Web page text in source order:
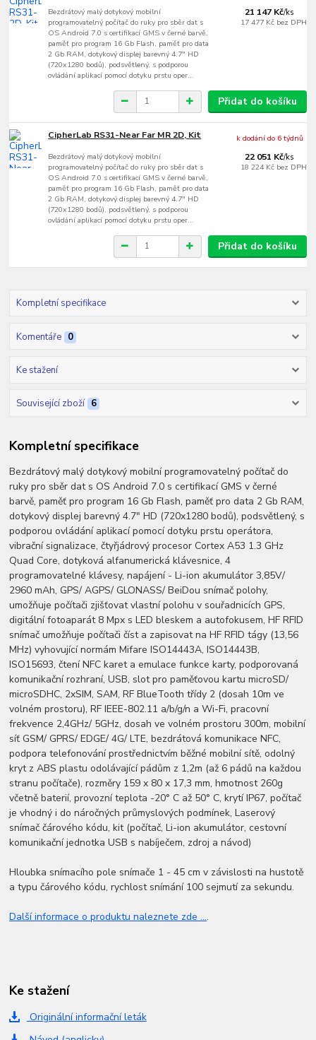
Bezdrátový malý dotykový mobilní
programovatelný počítač do ruky pro sběr dat s
OS Android 7.0 s certifikací GMS v černé barvě,
paměť pro program 16 Gb Flash, paměť pro data
2 Gb RAM, dotykový displej barevný 4.7" HD
(720x1280 bodů), podsvětlený, s podporou
ovládání aplikací pomocí dotyku prstu oper...
21 147 Kč/ks
17 477 Kč bez DPH
Přidat do košíku
CipherLab RS31-Near Far MR 2D, Kit
Bezdrátový malý dotykový mobilní
programovatelný počítač do ruky pro sběr dat s
OS Android 7.0 s certifikací GMS v černé barvě,
paměť pro program 16 Gb Flash, paměť pro data
2 Gb RAM, dotykový displej barevný 4.7" HD
(720x1280 bodů), podsvětlený, s podporou
ovládání aplikací pomocí dotyku prstu oper...
22 051 Kč/ks
18 224 Kč bez DPH
k dodání do 6 týdnů
Přidat do košíku
Kompletní specifikace
Komentáře 0
Ke stažení
Související zboží 6
Kompletní specifikace
Bezdrátový malý dotykový mobilní programovatelný počítač do
ruky pro sběr dat s OS Android 7.0 s certifikací GMS v černé
barvě, paměť pro program 16 Gb Flash, paměť pro data 2 Gb RAM,
dotykový displej barevný 4.7" HD (720x1280 bodů), podsvětlený, s
podporou ovládání aplikací pomocí dotyku prstu operátora,
vibrační signalizace, čtyřjádrový procesor Cortex A53 1.3 GHz
Quad Core, dotyková alfanumerická klávesnice, 4
programovatelné klávesy, napájení - Li-ion akumulátor 3,85V/
2960 mAh, GPS/ AGPS/ GLONASS/ BeiDou snímač polohy,
umožňuje počítači zjišťovat vlastní polohu v souřadnicích GPS,
digitální fotoaparát 8 Mpx s LED bleskem a autofokusem, HF RFID
snímač umožňuje počítači číst a zapisovat na HF RFID tágy (13,56
MHz) vyhovující normám Mifare ISO14443A, ISO14443B,
ISO15693, čtení NFC karet a emulace funkce karty, podporovaná
komunikační rozhraní, USB, slot pro paměťovou kartu microSD/
microSDHC, 2xSIM, SAM, RF BlueTooth třídy 2 (dosah 10m ve
volném prostoru), RF IEEE-802.11 a/b/g/n a Wi-Fi, pracovní
frekvence 2,4GHz/ 5GHz, dosah ve volném prostoru 300m, mobilní
síť GSM/ GPRS/ EDGE/ 4G/ LTE, bezdrátová komunikace NFC,
podpora telefonování prostřednictvím běžné mobilní sítě, odolný
kryt z ABS plastu odolávající pádům z 1,2m (až 6 pádů na každou
stranu počítače), rozměry 159 x 80 x 17,3 mm, hmotnost 260g
včetně baterií, provozní teplota -20° C až 50° C, krytí IP67, počítač
je vhodný i do náročných průmyslových podmínek, Laserový
snímač čárového kódu, kit (počítač, Li-ion akumulátor, cestovní
komunikační jednotka USB s nabíječem, zdroj a návod)
Hloubka snímacího pole snímače 1 - 45 cm v závislosti na hustotě
a typu čárového kódu, rychlost snímání 100 sejmutí za sekundu.
Další informace o produktu naleznete zde ....
Ke stažení
Originální informační leták